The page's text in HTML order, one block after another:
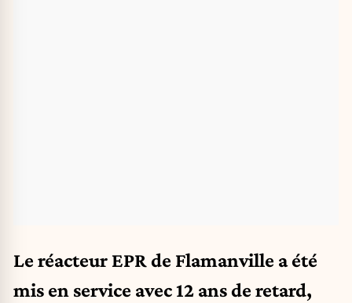
Le réacteur EPR de Flamanville a été
mis en service avec 12 ans de retard,